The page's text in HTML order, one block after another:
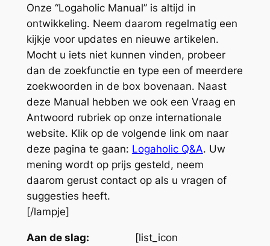
Onze “Logaholic Manual” is altijd in
ontwikkeling. Neem daarom regelmatig een
kijkje voor updates en nieuwe artikelen.
Mocht u iets niet kunnen vinden, probeer
dan de zoekfunctie en type een of meerdere
zoekwoorden in de box bovenaan. Naast
deze Manual hebben we ook een Vraag en
Antwoord rubriek op onze internationale
website. Klik op de volgende link om naar
deze pagina te gaan: Logaholic Q&A. Uw
mening wordt op prijs gesteld, neem
daarom gerust contact op als u vragen of
suggesties heeft.
[/lampje]
Aan de slag:
[list_icon